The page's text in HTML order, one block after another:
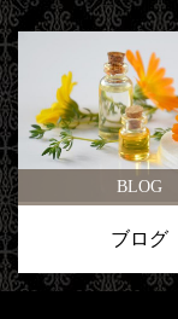
BLOG
ブログ